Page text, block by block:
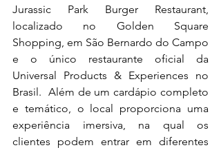
Jurassic Park Burger Restaurant,
localizado no Golden Square
Shopping, em São Bernardo do Campo
e o único restaurante oficial da
Universal Products & Experiences no
Brasil.  Além de um cardápio completo
e temático, o local proporciona uma
experiência imersiva, na qual os
clientes podem entrar em diferentes